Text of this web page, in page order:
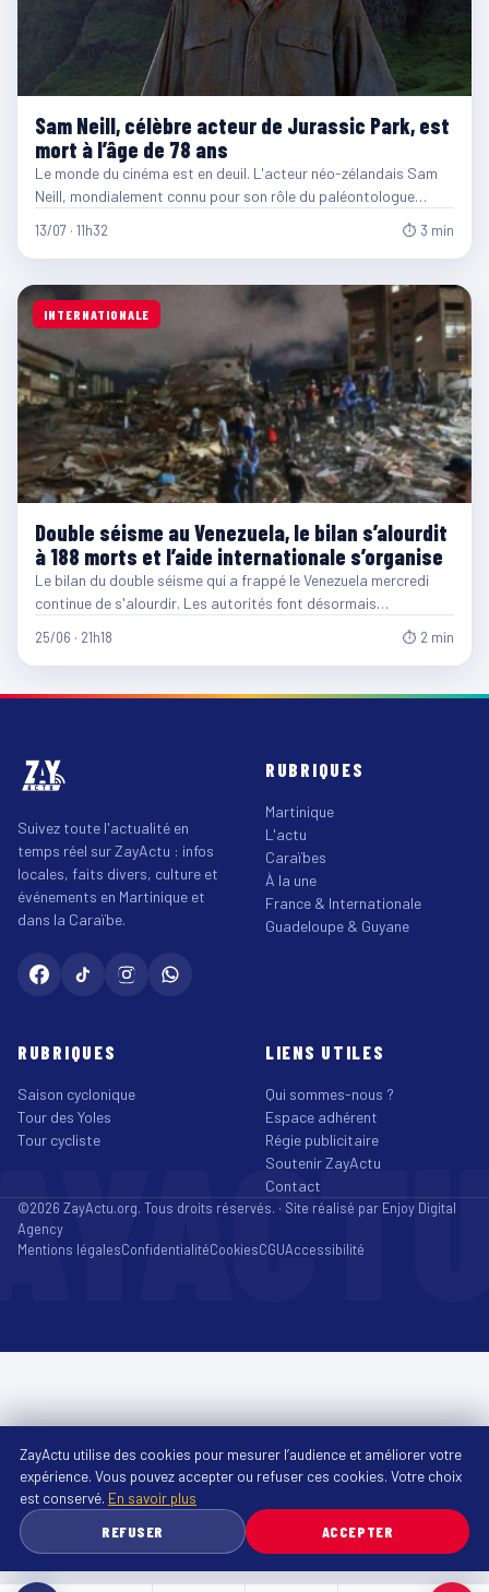
Sam Neill, célèbre acteur de Jurassic Park, est
mort à l’âge de 78 ans
Le monde du cinéma est en deuil. L'acteur néo-zélandais Sam
Neill, mondialement connu pour son rôle du paléontologue…
13/07 · 11h32 ⏱ 3 min
INTERNATIONALE
Double séisme au Venezuela, le bilan s’alourdit
à 188 morts et l’aide internationale s’organise
Le bilan du double séisme qui a frappé le Venezuela mercredi
continue de s'alourdir. Les autorités font désormais…
25/06 · 21h18 ⏱ 2 min
Suivez toute l'actualité en
temps réel sur ZayActu : infos
locales, faits divers, culture et
événements en Martinique et
dans la Caraïbe.
RUBRIQUES
Martinique
L'actu
Caraïbes
À la une
France & Internationale
Guadeloupe & Guyane
RUBRIQUES
Saison cyclonique
Tour des Yoles
Tour cycliste
LIENS UTILES
Qui sommes-nous ?
Espace adhérent
Régie publicitaire
Soutenir ZayActu
Contact
©2026 ZayActu.org. Tous droits réservés. · Site réalisé par Enjoy Digital
Agency
Mentions légalesConfidentialitéCookiesCGUAccessibilité
ZayActu utilise des cookies pour mesurer l’audience et améliorer votre
expérience. Vous pouvez accepter ou refuser ces cookies. Votre choix
est conservé. En savoir plus
REFUSER
ACCEPTER